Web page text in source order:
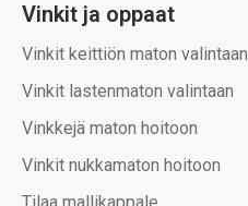
Vinkit ja oppaat
Vinkit keittiön maton valintaan
Vinkit lastenmaton valintaan
Vinkkejä maton hoitoon
Vinkit nukkamaton hoitoon